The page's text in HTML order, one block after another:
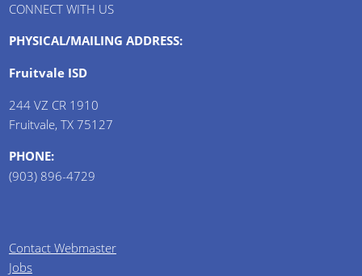
CONNECT WITH US
PHYSICAL/MAILING ADDRESS:
Fruitvale ISD
244 VZ CR 1910
Fruitvale, TX 75127
PHONE:
(903) 896-4729
Contact Webmaster
Jobs